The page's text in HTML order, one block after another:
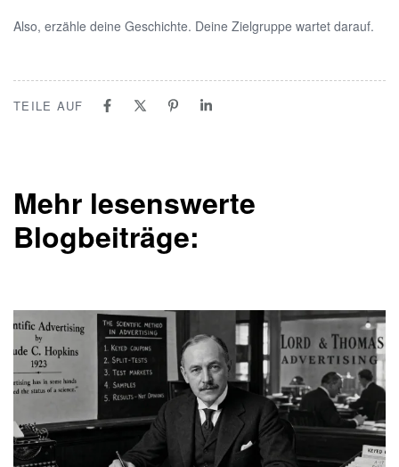
Also, erzähle deine Geschichte. Deine Zielgruppe wartet darauf.
TEILE AUF
Mehr lesenswerte
Blogbeiträge: